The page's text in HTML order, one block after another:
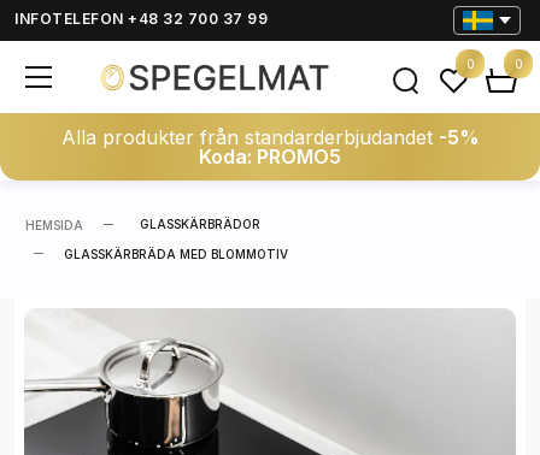
INFOTELEFON +48 32 700 37 99
Alla produkter från standarderbjudandet -5%
Koda: PROMO5
0 0
HEMSIDA GLASSKÄRBRÄDOR
GLASSKÄRBRÄDA MED BLOMMOTIV